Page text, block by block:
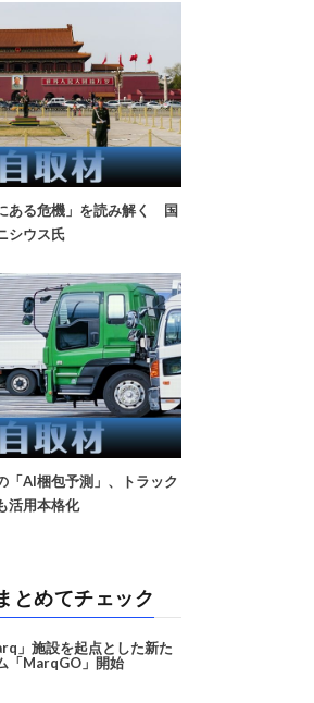
ある危機」を読み解く 国
シウス氏
「AI梱包予測」、トラック
活用本格化
とめてチェック
」施設を起点とした新た
「MarqGO」開始